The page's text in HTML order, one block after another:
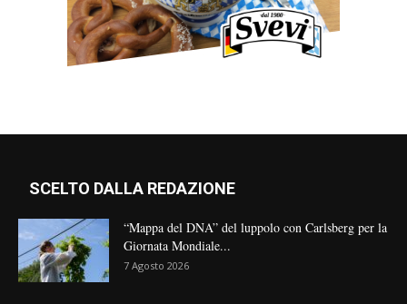
SCELTO DALLA REDAZIONE
“Mappa del DNA” del luppolo con Carlsberg per la
Giornata Mondiale...
7 Agosto 2026